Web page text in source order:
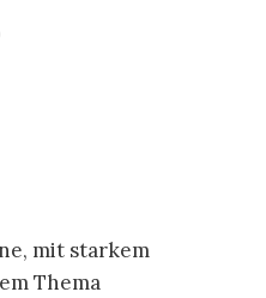
mit starkem
Thema